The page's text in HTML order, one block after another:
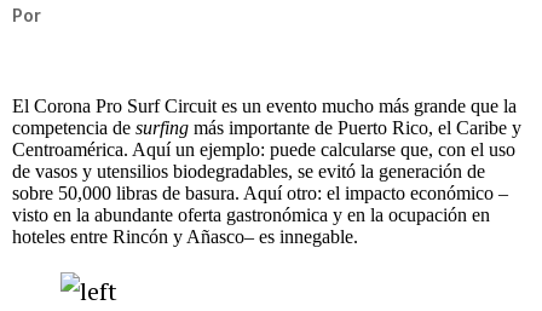
Por
El Corona Pro Surf Circuit es un evento mucho más grande que la
competencia de surfing más importante de Puerto Rico, el Caribe y
Centroamérica. Aquí un ejemplo: puede calcularse que, con el uso
de vasos y utensilios biodegradables, se evitó la generación de
sobre 50,000 libras de basura. Aquí otro: el impacto económico –
visto en la abundante oferta gastronómica y en la ocupación en
hoteles entre Rincón y Añasco– es innegable.